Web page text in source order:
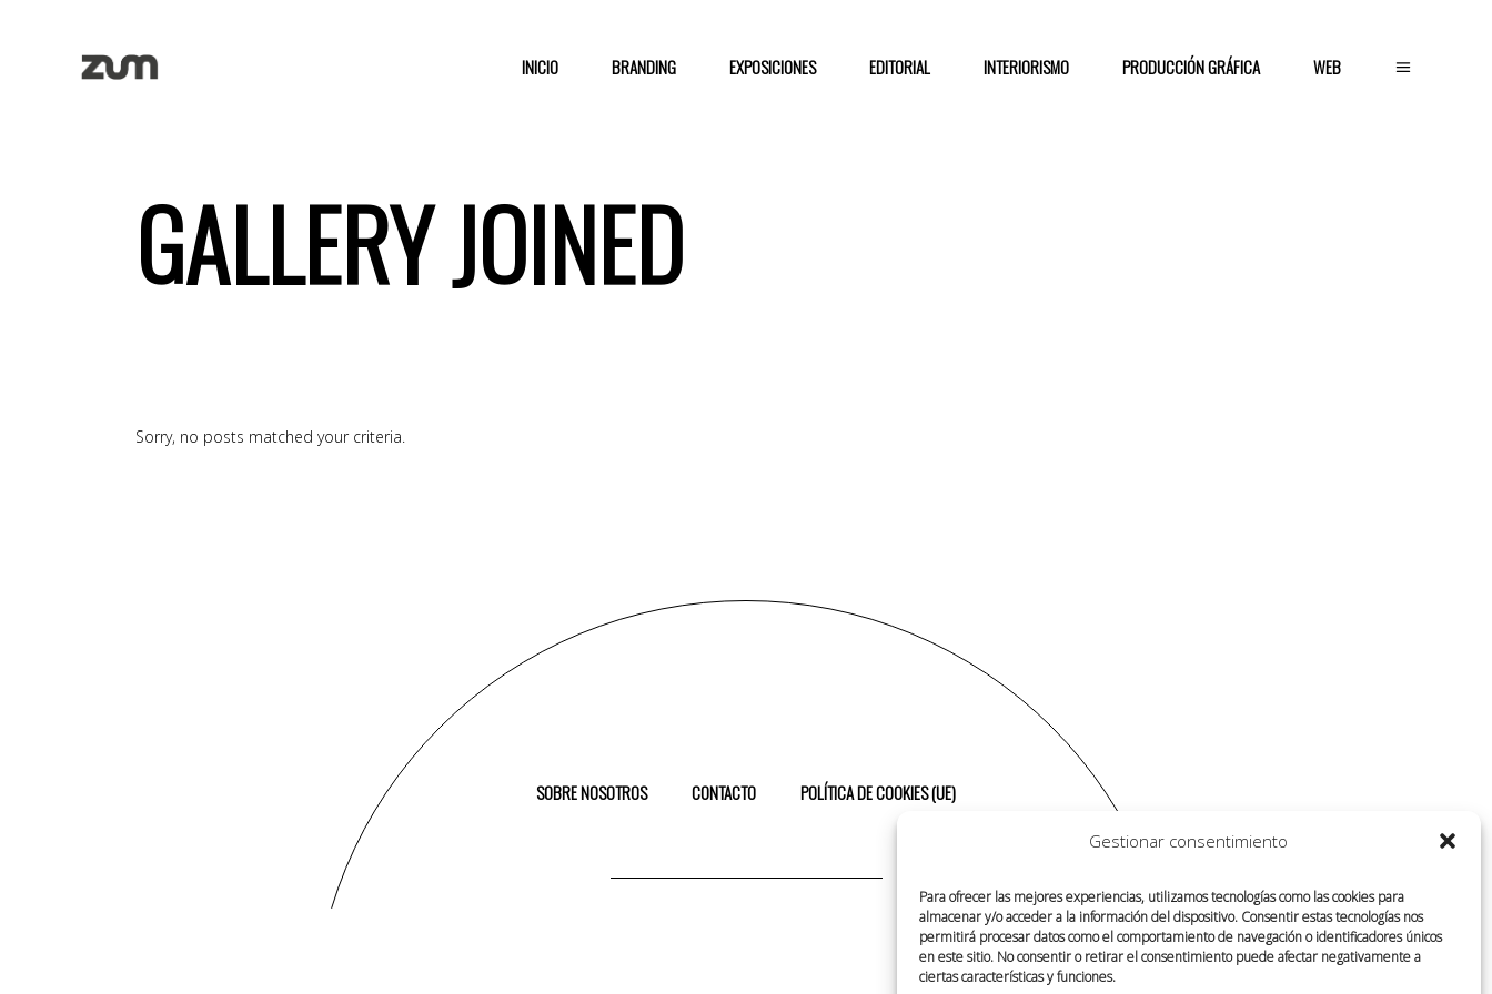
Gestionar consentimiento
Para ofrecer las mejores experiencias, utilizamos tecnologías como las cookies para
almacenar y/o acceder a la información del dispositivo. Consentir estas tecnologías nos
permitirá procesar datos como el comportamiento de navegación o identificadores únicos
en este sitio. No consentir o retirar el consentimiento puede afectar negativamente a
ciertas características y funciones.
INICIO BRANDING EXPOSICIONES EDITORIAL INTERIORISMO PRODUCCIÓN GRÁFICA WEB
GALLERY JOINED
Sorry, no posts matched your criteria.
SOBRE NOSOTROS CONTACTO POLÍTICA DE COOKIES (UE)